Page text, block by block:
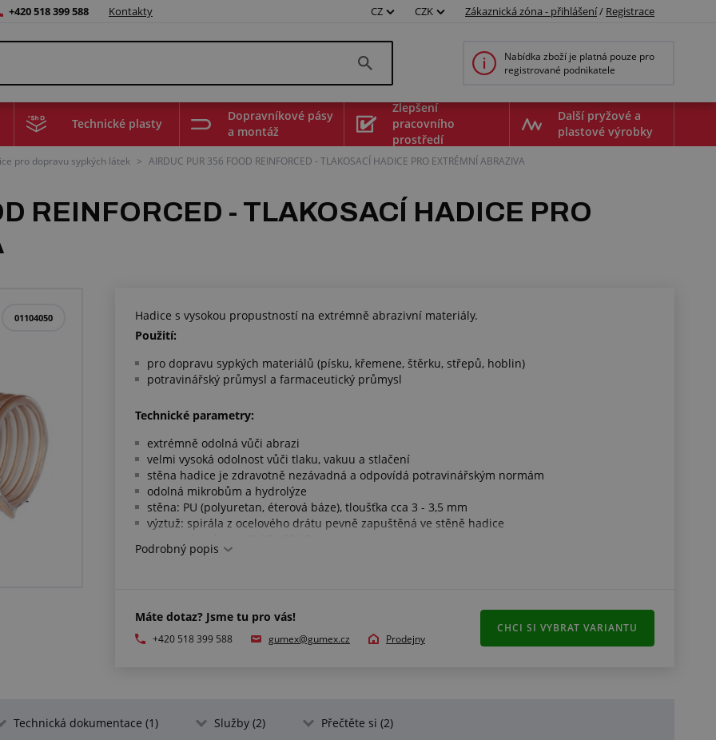
+420 518 399 588 Kontakty CZ CZK Zákaznická zóna - přihlášení/ Registrace
Nabídka zboží je platná pouze pro
registrované podnikatele
Technické plasty
Dopravníkové pásy
a montáž
Zlepšení
pracovního
prostředí
Další pryžové a
plastové výrobky
pro dopravu sypkých látek > AIRDUC PUR 356 FOOD REINFORCED - TLAKOSACÍ HADICE PRO EXTRÉMNÍ ABRAZIVA
REINFORCED - TLAKOSACÍ HADICE PRO
01104050
Hadice s vysokou propustností na extrémně abrazivní materiály.
Použití:
pro dopravu sypkých materiálů (písku, křemene, štěrku, střepů, hoblin)
potravinářský průmysl a farmaceutický průmysl
Technické parametry:
extrémně odolná vůči abrazi
velmi vysoká odolnost vůči tlaku, vakuu a stlačení
stěna hadice je zdravotně nezávadná a odpovídá potravinářským normám
odolná mikrobům a hydrolýze
stěna: PU (polyuretan, éterová báze), tloušťka cca 3 - 3,5 mm
výztuž: spirála z ocelového drátu pevně zapuštěná ve stěně hadice
FDA 21 CFR 177.2600 a 178.2010
toto navýšení je obvykle 25 % a netýká se nákupu, kdy je odebrán zbytek zboží ze skladu nebo
celé balení
Podrobný popis
Máte dotaz? Jsme tu pro vás!
+420 518 399 588 gumex@gumex.cz Prodejny
CHCI SI VYBRAT VARIANTU
Technická dokumentace (1) Služby (2) Přečtěte si (2)